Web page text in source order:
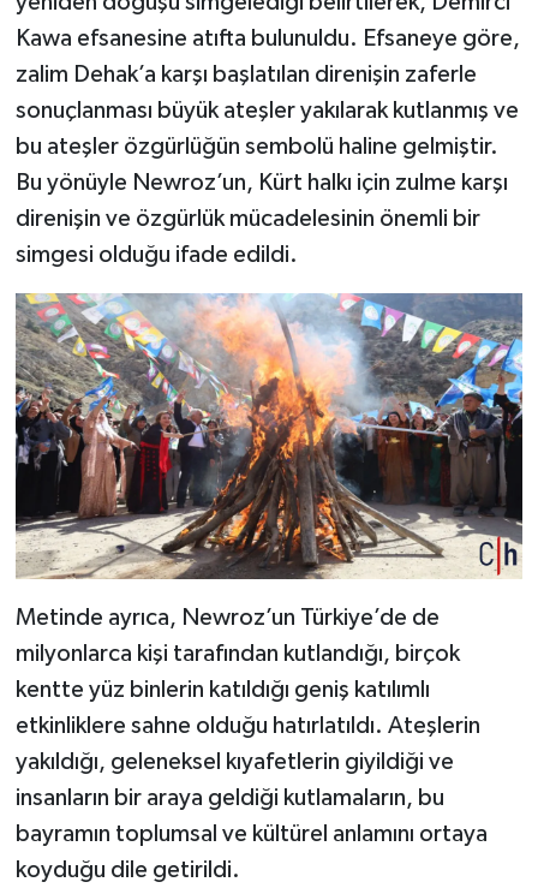
Kawa efsanesine atıfta bulunuldu. Efsaneye göre,
zalim Dehak’a karşı başlatılan direnişin zaferle
sonuçlanması büyük ateşler yakılarak kutlanmış ve
bu ateşler özgürlüğün sembolü haline gelmiştir.
Bu yönüyle Newroz’un, Kürt halkı için zulme karşı
direnişin ve özgürlük mücadelesinin önemli bir
simgesi olduğu ifade edildi.
Metinde ayrıca, Newroz’un Türkiye’de de
milyonlarca kişi tarafından kutlandığı, birçok
kentte yüz binlerin katıldığı geniş katılımlı
etkinliklere sahne olduğu hatırlatıldı. Ateşlerin
yakıldığı, geleneksel kıyafetlerin giyildiği ve
insanların bir araya geldiği kutlamaların, bu
bayramın toplumsal ve kültürel anlamını ortaya
koyduğu dile getirildi.
TEKNOLOJİ
YAŞAM